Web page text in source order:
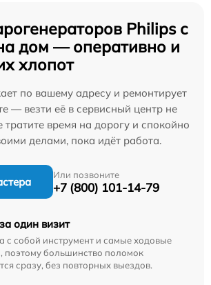
Philips с
дом — оперативно и
хлопот
по вашему адресу и ремонтирует
— везти её в сервисный центр не
тратите время на дорогу и спокойно
делами, пока идёт работа.
Или позвоните
+7 (800) 101-14-79
один визит
с собой инструмент и самые ходовые
поэтому большинство поломок
сразу, без повторных выездов.